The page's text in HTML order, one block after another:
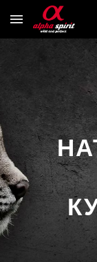
Skip to main